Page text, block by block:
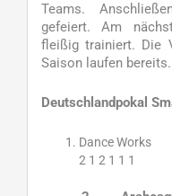
Teams.
gefeiert. Am
fleißig trainiert. Die
Saison laufen bereits.
Deutschlandpokal
Dance
2 1 2 1 1 1